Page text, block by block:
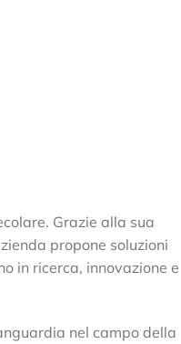
Grazie alla sua
propone soluzioni
in ricerca, innovazione e
nel campo della